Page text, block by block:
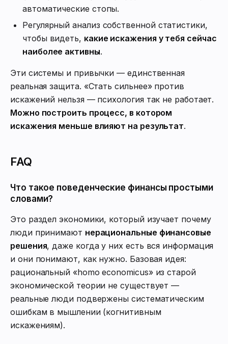
автоматические стопы.
Регулярный анализ собственной статистики,
чтобы видеть, какие искажения у тебя сейчас
наиболее активны.
Эти системы и привычки — единственная
реальная защита. «Стать сильнее» против
искажений нельзя — психология так не работает.
Можно построить процесс, в котором
искажения меньше влияют на результат.
FAQ
Что такое поведенческие финансы простыми
словами?
Это раздел экономики, который изучает почему
люди принимают нерациональные финансовые
решения, даже когда у них есть вся информация
и они понимают, как нужно. Базовая идея:
рациональный «homo economicus» из старой
экономической теории не существует —
реальные люди подвержены систематическим
ошибкам в мышлении (когнитивным
искажениям).